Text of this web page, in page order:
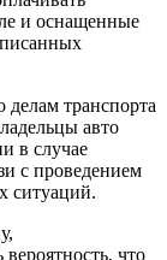
и оснащенные
транспорта
авто
в случае
с проведением
ситуаций.
что